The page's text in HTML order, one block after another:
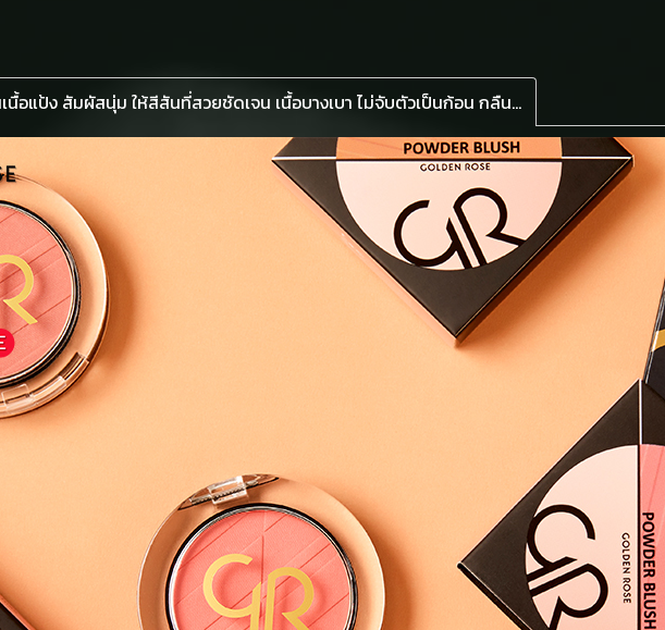
รายละเอียดสินค้าบลัชออนเนื้อแป้ง สัมผัสนุ่ม ให้สีสันที่สวยชัดเจน เนื้อบางเบา ไม่จับตัวเป็นก้อน กลืนเข้ากับสีผิว ได้เป็นอย่างดี เกลี่ยง่าน ให้ลุคพวงแก้มสวย ติดทนนาน